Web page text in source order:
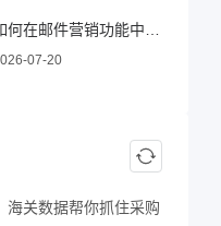
07-20
海关数据帮你抓住采购